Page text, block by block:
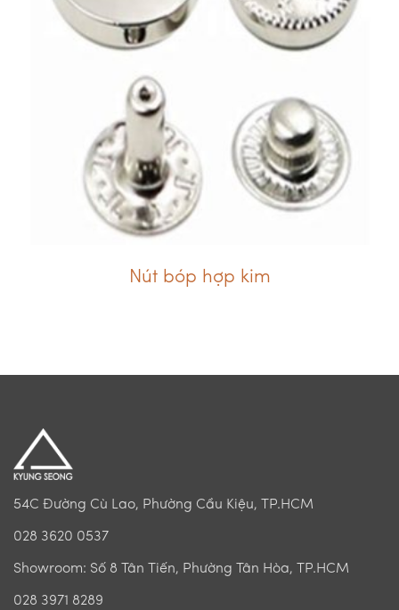
Nút bóp hợp kim
54C Đường Cù Lao, Phường Cầu Kiệu, TP.HCM
028 3620 0537
Showroom: Số 8 Tân Tiến, Phường Tân Hòa, TP.HCM
028 3971 8289